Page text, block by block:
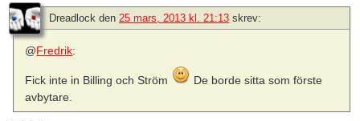
Dreadlock den 25 mars, 2013 kl. 21:13 skrev:
@Fredrik:
Fick inte in Billing och Ström
De borde sitta som förste
avbytare.